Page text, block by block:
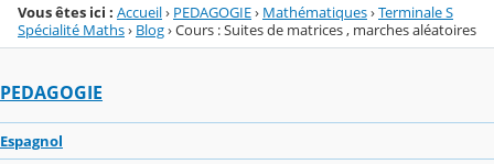
Vous êtes ici : Accueil› PEDAGOGIE› Mathématiques›Terminale S
Spécialité Maths› Blog›Cours : Suites de matrices , marches aléatoires
PEDAGOGIE
Espagnol